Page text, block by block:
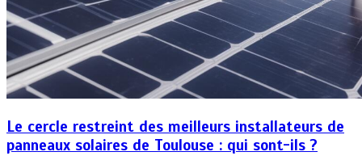
Le cercle restreint des meilleurs installateurs de
panneaux solaires de Toulouse : qui sont-ils ?